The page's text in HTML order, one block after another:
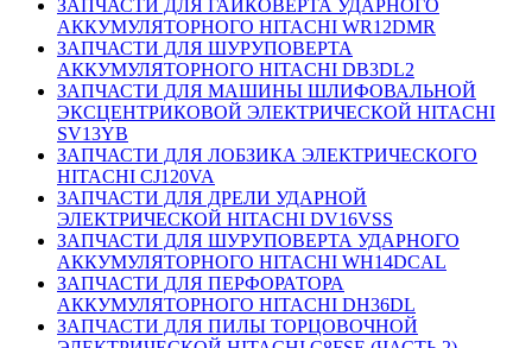
ЗАПЧАСТИ ДЛЯ ГАЙКОВЕРТА УДАРНОГО
АККУМУЛЯТОРНОГО HITACHI WR12DMR
ЗАПЧАСТИ ДЛЯ ШУРУПОВЕРТА
АККУМУЛЯТОРНОГО HITACHI DB3DL2
ЗАПЧАСТИ ДЛЯ МАШИНЫ ШЛИФОВАЛЬНОЙ
ЭКСЦЕНТРИКОВОЙ ЭЛЕКТРИЧЕСКОЙ HITACHI
SV13YB
ЗАПЧАСТИ ДЛЯ ЛОБЗИКА ЭЛЕКТРИЧЕСКОГО
HITACHI CJ120VA
ЗАПЧАСТИ ДЛЯ ДРЕЛИ УДАРНОЙ
ЭЛЕКТРИЧЕСКОЙ HITACHI DV16VSS
ЗАПЧАСТИ ДЛЯ ШУРУПОВЕРТА УДАРНОГО
АККУМУЛЯТОРНОГО HITACHI WH14DCAL
ЗАПЧАСТИ ДЛЯ ПЕРФОРАТОРА
АККУМУЛЯТОРНОГО HITACHI DH36DL
ЗАПЧАСТИ ДЛЯ ПИЛЫ ТОРЦОВОЧНОЙ